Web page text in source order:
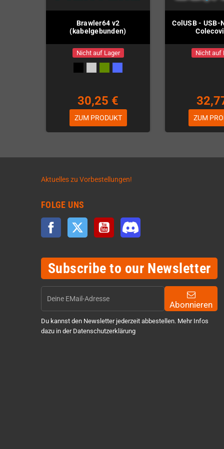
Brawler64 v2
(kabelgebunden)
Nicht auf Lager
30,25 €
ZUM PRODUKT
ColUSB -
Nicht auf
ZUM
Aktuelles zu Vorbestellungen!
FOLGE UNS
Facebook Twitter YouTube
Subscribe to our Newsletter
Abonnieren
Du kannst den Newsletter jederzeit abbestellen. Mehr Infos
dazu in der Datenschutzerklärung